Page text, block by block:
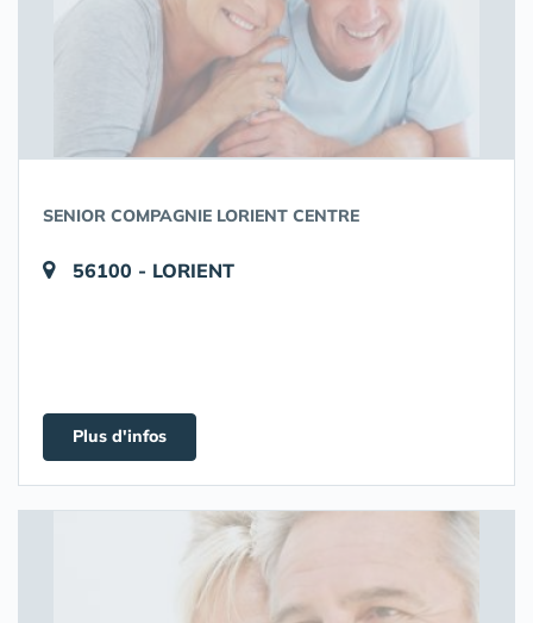
SENIOR COMPAGNIE LORIENT CENTRE
56100 - LORIENT
Plus d'infos